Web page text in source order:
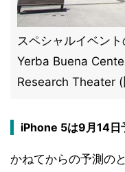
スペシャルイベン
Yerba Buena
Research Theater
iPhone 5は9月14日
かねてからの予測の